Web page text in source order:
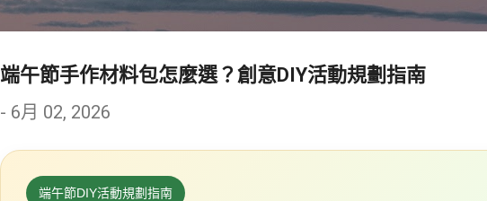
端午節手作材料包怎麼選？創意DIY活動規劃指南
- 6月 02, 2026
端午節DIY活動規劃指南